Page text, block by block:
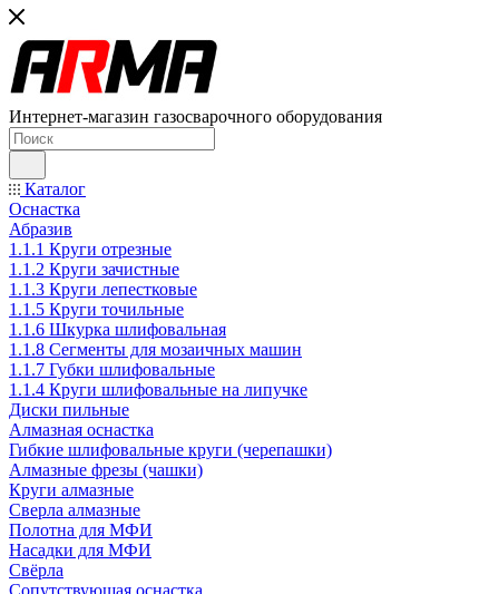
Интернет-магазин газосварочного оборудования
Каталог
Оснастка
Абразив
1.1.1 Круги отрезные
1.1.2 Круги зачистные
1.1.3 Круги лепестковые
1.1.5 Круги точильные
1.1.6 Шкурка шлифовальная
1.1.8 Сегменты для мозаичных машин
1.1.7 Губки шлифовальные
1.1.4 Круги шлифовальные на липучке
Диски пильные
Алмазная оснастка
Гибкие шлифовальные круги (черепашки)
Алмазные фрезы (чашки)
Круги алмазные
Сверла алмазные
Полотна для МФИ
Насадки для МФИ
Свёрла
Сопутствующая оснастка